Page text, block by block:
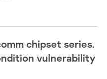
chipset series.
vulnerability